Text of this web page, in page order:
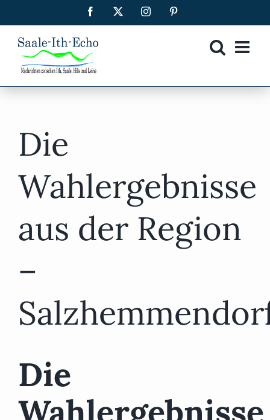
Inhalt
springen
Facebook Instagram
Die
Wahlergebnisse
aus der Region
–
Die